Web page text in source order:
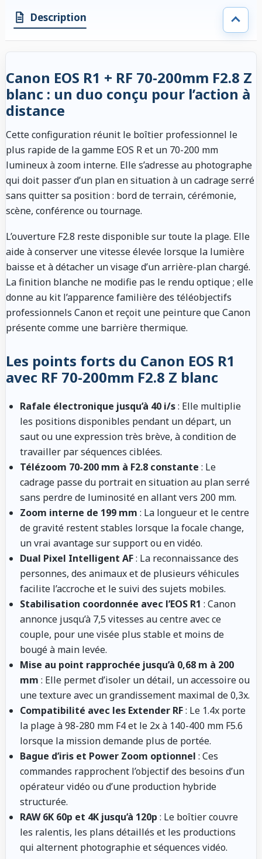
Description
Canon EOS R1 + RF 70-200mm F2.8 Z
blanc : un duo conçu pour l’action à
distance
Cette configuration réunit le boîtier professionnel le
plus rapide de la gamme EOS R et un 70-200 mm
lumineux à zoom interne. Elle s’adresse au photographe
qui doit passer d’un plan en situation à un cadrage serré
sans quitter sa position : bord de terrain, cérémonie,
scène, conférence ou tournage.
L’ouverture F2.8 reste disponible sur toute la plage. Elle
aide à conserver une vitesse élevée lorsque la lumière
baisse et à détacher un visage d’un arrière-plan chargé.
La finition blanche ne modifie pas le rendu optique ; elle
donne au kit l’apparence familière des téléobjectifs
professionnels Canon et reçoit une peinture que Canon
présente comme une barrière thermique.
Les points forts du Canon EOS R1
avec RF 70-200mm F2.8 Z blanc
Rafale électronique jusqu’à 40 i/s: Elle multiplie
les positions disponibles pendant un départ, un
saut ou une expression très brève, à condition de
travailler par séquences ciblées.
Télézoom 70-200 mm à F2.8 constante : Le
cadrage passe du portrait en situation au plan serré
sans perdre de luminosité en allant vers 200 mm.
Zoom interne de 199 mm : La longueur et le centre
de gravité restent stables lorsque la focale change,
un vrai avantage sur support ou en vidéo.
Dual Pixel Intelligent AF: La reconnaissance des
personnes, des animaux et de plusieurs véhicules
facilite l’accroche et le suivi des sujets mobiles.
Stabilisation coordonnée avec l’EOS R1 : Canon
annonce jusqu’à 7,5 vitesses au centre avec ce
couple, pour une visée plus stable et moins de
bougé à main levée.
Mise au point rapprochée jusqu’à 0,68 m à 200
mm : Elle permet d’isoler un détail, un accessoire ou
une texture avec un grandissement maximal de 0,3x.
Compatibilité avec les Extender RF: Le 1.4x porte
la plage à 98-280 mm F4 et le 2x à 140-400 mm F5.6
lorsque la mission demande plus de portée.
Bague d’iris et Power Zoom optionnel : Ces
commandes rapprochent l’objectif des besoins d’un
opérateur vidéo ou d’une production hybride
structurée.
RAW 6K 60p et 4K jusqu’à 120p : Le boîtier couvre
les ralentis, les plans détaillés et les productions
qui alternent photographie et séquences vidéo.